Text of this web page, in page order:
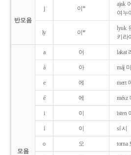
반모음
j 이*
ajak
여누
ly 이*
lyuk
키라이
모음
a 어 lakat
á 아 máj
e 에 mert
é 에 mész
i 이 isten
í 이 sí 시
o 오 torna